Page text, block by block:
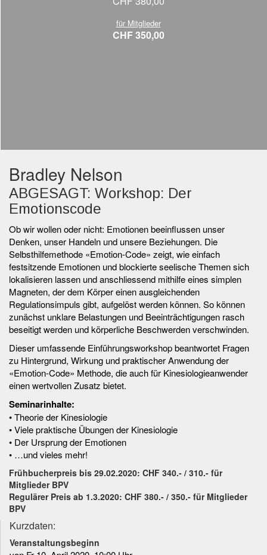
für Mitglieder
CHF 350,00
Bradley Nelson
ABGESAGT: Workshop: Der
Emotionscode
Ob wir wollen oder nicht: Emotionen beeinflussen unser
Denken, unser Handeln und unsere Beziehungen. Die
Selbsthilfemethode «Emotion-Code» zeigt, wie einfach
festsitzende Emotionen und blockierte seelische Themen sich
lokalisieren lassen und anschliessend mithilfe eines simplen
Magneten, der dem Körper einen ausgleichenden
Regulationsimpuls gibt, aufgelöst werden können. So können
zunächst unklare Belastungen und Beeinträchtigungen rasch
beseitigt werden und körperliche Beschwerden verschwinden.
Dieser umfassende Einführungsworkshop beantwortet Fragen
zu Hintergrund, Wirkung und praktischer Anwendung der
«Emotion-Code» Methode, die auch für Kinesiologieanwender
einen wertvollen Zusatz bietet.
Seminarinhalte:
• Theorie der Kinesiologie
• Viele praktische Übungen der Kinesiologie
• Der Ursprung der Emotionen
• …und vieles mehr!
Frühbucherpreis bis 29.02.2020: CHF 340.- / 310.- für
Mitglieder BPV
Regulärer Preis ab 1.3.2020: CHF 380.- / 350.- für Mitglieder
BPV
Kurzdaten:
Veranstaltungsbeginn